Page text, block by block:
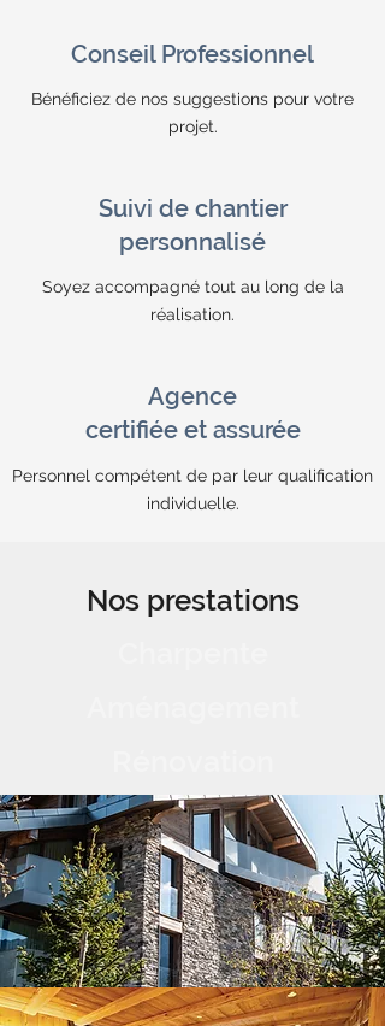
Conseil Professionnel
Bénéficiez de nos suggestions pour votre
projet.
Suivi de chantier
personnalisé
Soyez accompagné tout au long de la
réalisation.
Agence
certifiée et assurée
Personnel compétent de par leur qualification
individuelle.
Nos prestations